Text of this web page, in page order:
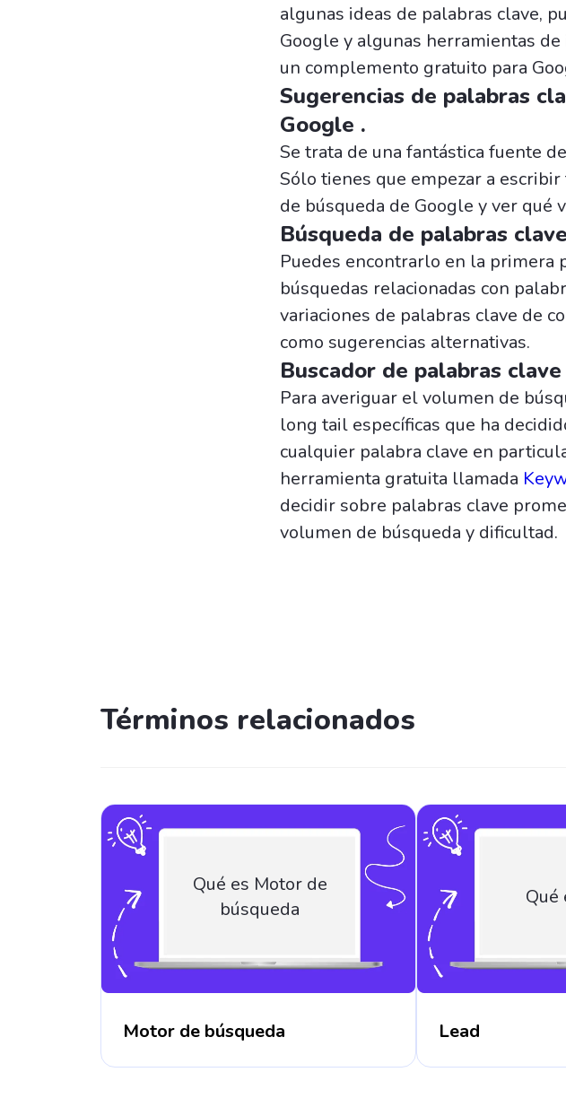
algunas ideas de palabras clave,
Google y algunas herramientas
un complemento gratuito para
Sugerencias de palabras
Google .
Se trata de una fantástica fuente
Sólo tienes que empezar a
de búsqueda de Google y ver qué
Búsqueda de palabras
Puedes encontrarlo en la primera
búsquedas relacionadas con
variaciones de palabras clave de
como sugerencias alternativas.
Buscador de palabras clave
Para averiguar el volumen de
long tail específicas que ha
cualquier palabra clave en
herramienta gratuita llamada
decidir sobre palabras clave
volumen de búsqueda y dificultad.
Términos relacionados
Qué es Motor de
búsqueda
Motor de búsqueda
Qué
Lead